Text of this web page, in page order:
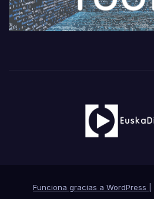
Funciona gracias a WordPress